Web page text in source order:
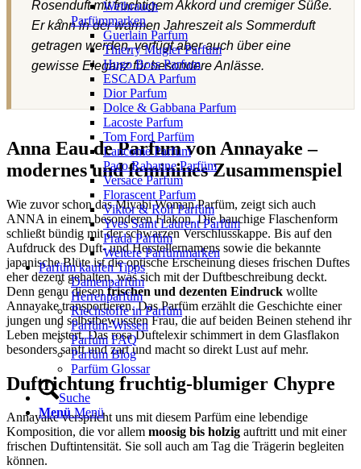
Weihrauch
Parfümmarken
Guerlain Parfum
Thierry Mugler Parfum
Hugo Boss Parfum
ESCADA Parfum
Dior Parfum
Dolce & Gabbana Parfum
Lacoste Parfum
Tom Ford Parfüm
Lancome Parfum
Paco Rabanne Parfüm
Versace Parfum
Florascent Parfum
Viktor & Rolf Parfüm
Yves Saint Laurent Parfüm
Prada Parfüm
Weitere Parfümmarken
Parfüm kaufen Tipps
Damenparfüm
Herrenparfüm
Riechstoffe in Parfüm
Parfüm-Wissen
Parfum FAQ
Parfüm Blog
Parfüm Glossar
Suche
Menü Menü
Rosenduft mit fruchtigem Akkord und cremiger Süße.
Er kann in der warmen Jahreszeit als Sommerduft
getragen werden, verfügt aber auch über eine
gewisse Eleganz für besondere Anlässe.
Anna Eau de Parfum von Annayake –
modernes und feminines Zusammenspiel
Wie zuvor schon das Miyabi Woman Parfüm, zeigt sich auch
ANNA in einem besonderen Flakon. Die bauchige Flaschenform
schließt bündig mit der schwarzen Verschlusskappe. Bis auf den
Aufdruck des Duft- und Herstellernamens sowie die bekannte
japanische Blüte ist die optische Erscheinung dieses frischen Duftes
eher dezent gehalten, was sich mit der Duftbeschreibung deckt.
Denn genau diesenfrischen und dezenten Eindruck wollte
Annayake transportieren. Das Parfüm erzählt die Geschichte einer
jungen und selbstbewussten Frau, die auf beiden Beinen stehend ihr
Leben meistert. Das rosa Duftelexir schimmert in dem Glasflakon
besonders sanft und zart und macht so direkt Lust auf mehr.
Duftrichtung fruchtig-blumiger Chypre
Annayake verspricht uns mit diesem Parfüm eine lebendige
Komposition, die vor allem moosig bis holzig auftritt und mit einer
frischen Duftintensität. Sie soll auch am Tag die Trägerin begleiten
können.